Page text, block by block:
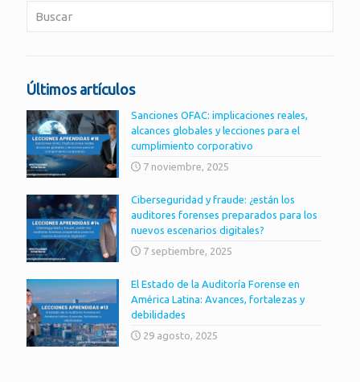
Últimos artículos
Sanciones OFAC: implicaciones reales,
alcances globales y lecciones para el
cumplimiento corporativo
7 noviembre, 2025
Ciberseguridad y fraude: ¿están los
auditores forenses preparados para los
nuevos escenarios digitales?
7 septiembre, 2025
El Estado de la Auditoría Forense en
América Latina: Avances, fortalezas y
debilidades
29 agosto, 2025